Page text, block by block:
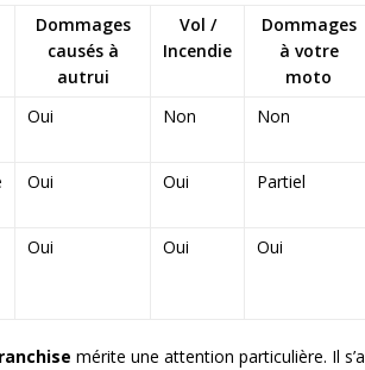
Dommages
causés à
autrui
Vol /
Incendie
Dommages
à votre
moto
Oui Non Non
Oui Oui Partiel
Oui Oui Oui
mérite une attention particulière. Il